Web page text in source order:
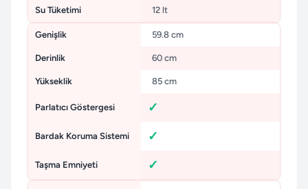
Su Tüketimi 12 lt
Genişlik 59.8 cm
Derinlik 60 cm
Yükseklik 85 cm
Parlatıcı Göstergesi
Bardak Koruma Sistemi
Taşma Emniyeti